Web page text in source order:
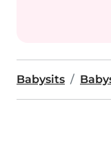
Babysits